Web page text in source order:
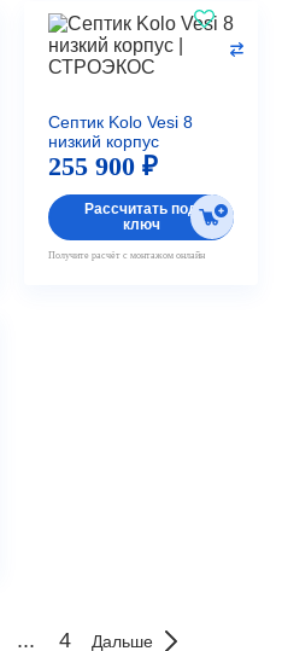
Септик Kolo Vesi 8
низкий корпус
255 900 ₽
Рассчитать под
ключ
Получите расчёт с монтажом онлайн
... 4 Дальше